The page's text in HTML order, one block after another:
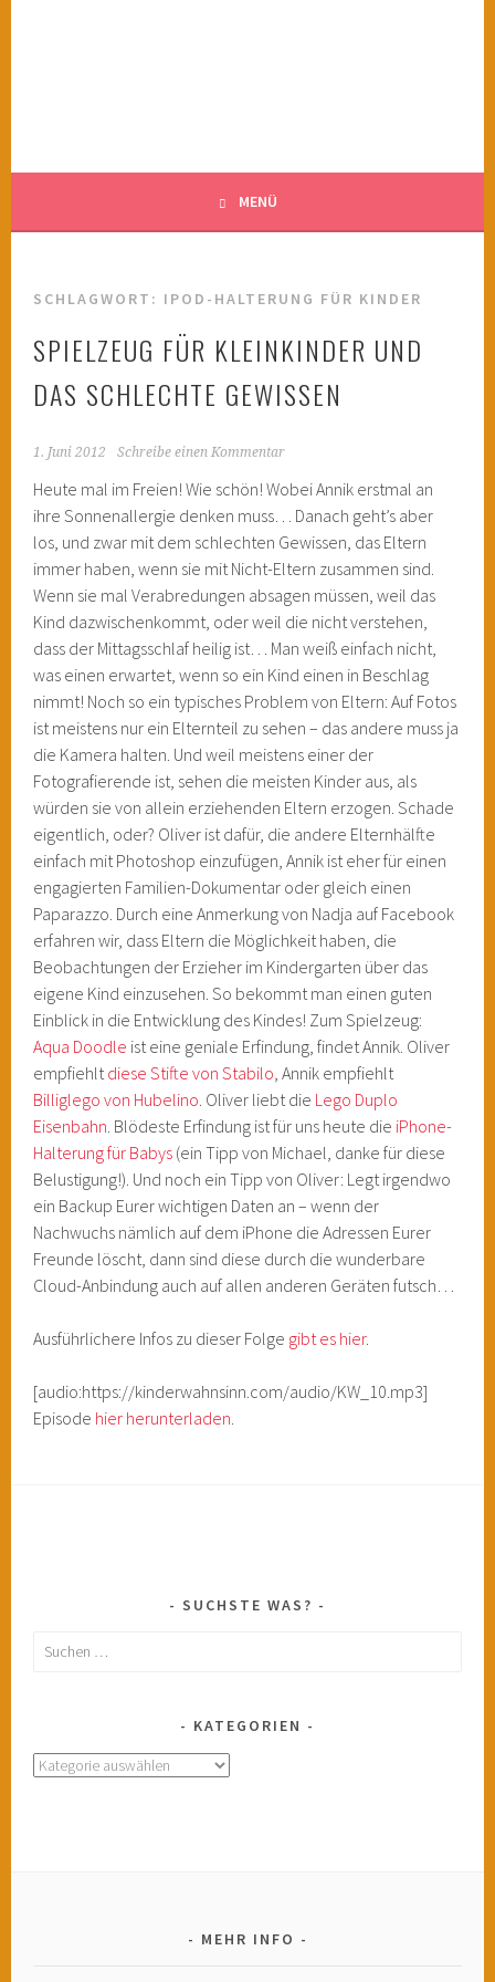
MENÜ
SCHLAGWORT: IPOD-HALTERUNG FÜR KINDER
SPIELZEUG FÜR KLEINKINDER UND
DAS SCHLECHTE GEWISSEN
1. Juni 2012 Schreibe einen Kommentar
Heute mal im Freien! Wie schön! Wobei Annik erstmal an
ihre Sonnenallergie denken muss… Danach geht’s aber
los, und zwar mit dem schlechten Gewissen, das Eltern
immer haben, wenn sie mit Nicht-Eltern zusammen sind.
Wenn sie mal Verabredungen absagen müssen, weil das
Kind dazwischenkommt, oder weil die nicht verstehen,
dass der Mittagsschlaf heilig ist… Man weiß einfach nicht,
was einen erwartet, wenn so ein Kind einen in Beschlag
nimmt! Noch so ein typisches Problem von Eltern: Auf Fotos
ist meistens nur ein Elternteil zu sehen – das andere muss ja
die Kamera halten. Und weil meistens einer der
Fotografierende ist, sehen die meisten Kinder aus, als
würden sie von allein erziehenden Eltern erzogen. Schade
eigentlich, oder? Oliver ist dafür, die andere Elternhälfte
einfach mit Photoshop einzufügen, Annik ist eher für einen
engagierten Familien-Dokumentar oder gleich einen
Paparazzo. Durch eine Anmerkung von Nadja auf Facebook
erfahren wir, dass Eltern die Möglichkeit haben, die
Beobachtungen der Erzieher im Kindergarten über das
eigene Kind einzusehen. So bekommt man einen guten
Einblick in die Entwicklung des Kindes! Zum Spielzeug:
Aqua Doodle ist eine geniale Erfindung, findet Annik. Oliver
empfiehltdiese Stifte von Stabilo, Annik empfiehlt
Billiglego von Hubelino. Oliver liebt die Lego Duplo
Eisenbahn. Blödeste Erfindung ist für uns heute die iPhone-
Halterung für Babys (ein Tipp von Michael, danke für diese
Belustigung!). Und noch ein Tipp von Oliver: Legt irgendwo
ein Backup Eurer wichtigen Daten an – wenn der
Nachwuchs nämlich auf dem iPhone die Adressen Eurer
Freunde löscht, dann sind diese durch die wunderbare
Cloud-Anbindung auch auf allen anderen Geräten futsch…
Ausführlichere Infos zu dieser Folge gibt es hier.
[audio:https://kinderwahnsinn.com/audio/KW_10.mp3]
Episode hier herunterladen.
SUCHSTE WAS?
Suchen
KATEGORIEN
Kategorien
MEHR INFO